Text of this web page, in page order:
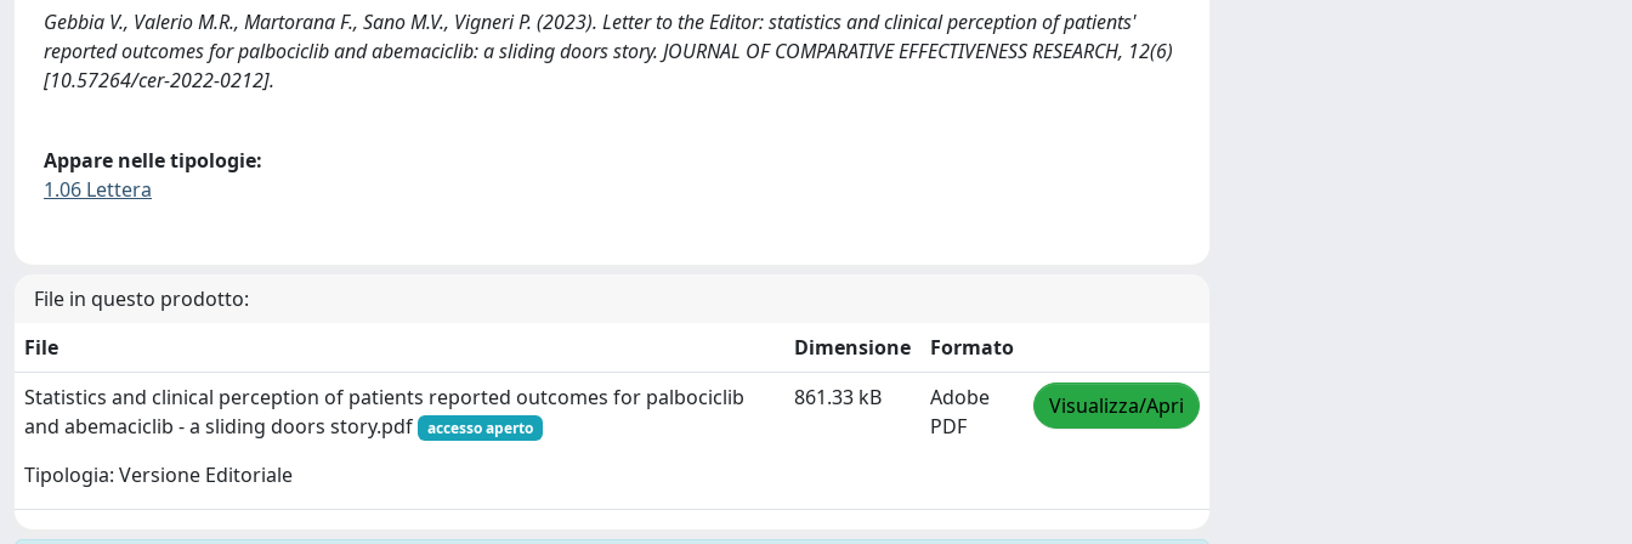
Gebbia V., Valerio M.R., Martorana F., Sano M.V., Vigneri P. (2023). Letter to the Editor: statistics and clinical perception of patients'
reported outcomes for palbociclib and abemaciclib: a sliding doors story. JOURNAL OF COMPARATIVE EFFECTIVENESS RESEARCH, 12(6)
[10.57264/cer-2022-0212].
Appare nelle tipologie:
1.06 Lettera
File in questo prodotto:
File
Dimensione
Formato
Statistics and clinical perception of patients reported outcomes for palbociclib
and abemaciclib - a sliding doors story.pdf
accesso aperto
Tipologia: Versione Editoriale
861.33 kB
Adobe
PDF
Visualizza/Apri